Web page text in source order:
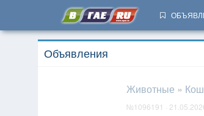
Объявления
Животные »
№1096191 ·